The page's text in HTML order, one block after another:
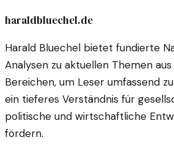
haraldbluechel.de
Harald Bluechel bietet fundierte
Analysen zu aktuellen Themen
Bereichen, um Leser umfassend
ein tieferes Verständnis für
politische und wirtschaftliche
fördern.